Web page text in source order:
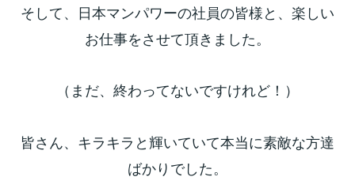
そして、日本マンパワーの社員の皆様と、楽しい
お仕事をさせて頂きました。
（まだ、終わってないですけれど！）
皆さん、キラキラと輝いていて本当に素敵な方達
ばかりでした。